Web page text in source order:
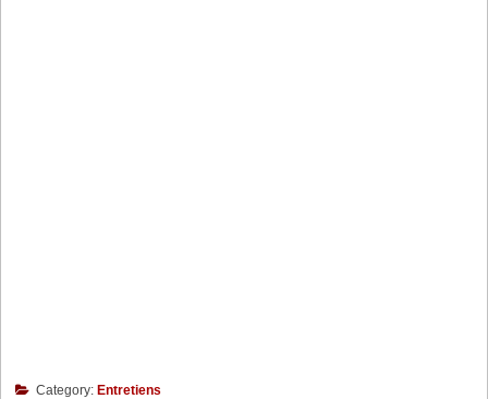
Category: Entretiens